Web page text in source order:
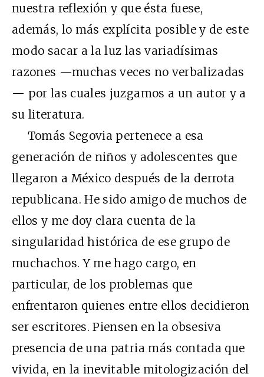
nuestra reflexión y que ésta fuese,
además, lo más explícita posible y de este
modo sacar a la luz las variadísimas
razones —muchas veces no verbalizadas
— por las cuales juzgamos a un autor y a
su literatura.
Tomás Segovia pertenece a esa
generación de niños y adolescentes que
llegaron a México después de la derrota
republicana. He sido amigo de muchos de
ellos y me doy clara cuenta de la
singularidad histórica de ese grupo de
muchachos. Y me hago cargo, en
particular, de los problemas que
enfrentaron quienes entre ellos decidieron
ser escritores. Piensen en la obsesiva
presencia de una patria más contada que
vivida, en la inevitable mitologización del